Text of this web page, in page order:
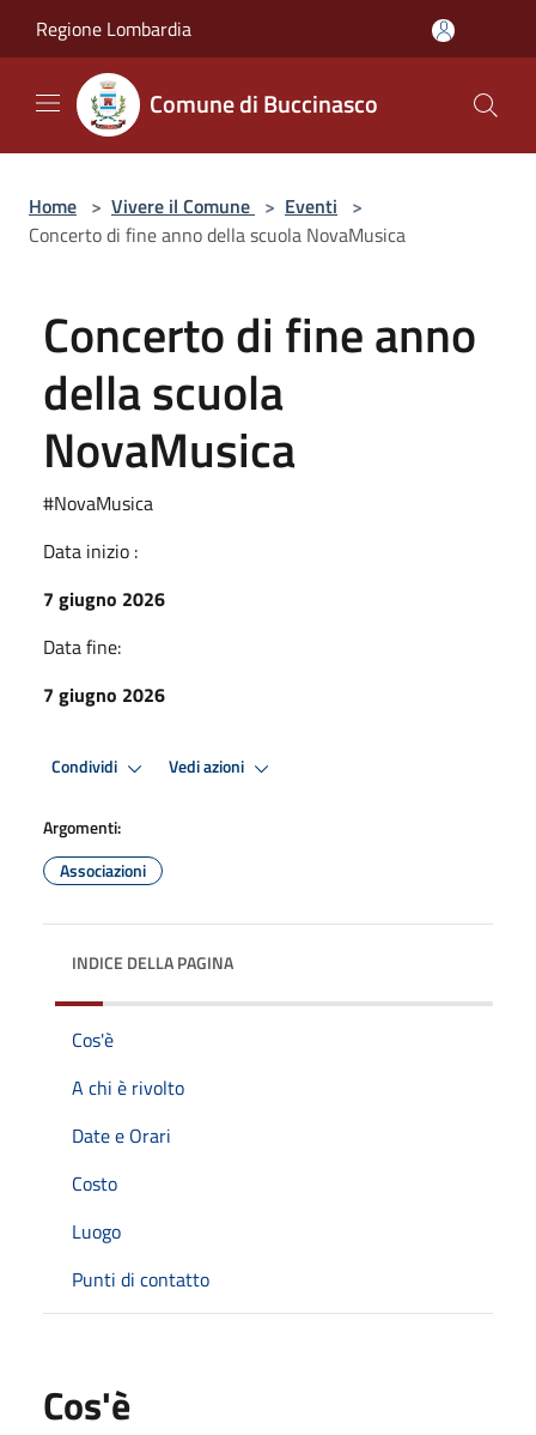
Regione Lombardia
Comune di Buccinasco
Home > Vivere il Comune > Eventi >
Concerto di fine anno della scuola NovaMusica
Concerto di fine anno
della scuola
NovaMusica
#NovaMusica
Data inizio :
7 giugno 2026
Data fine:
7 giugno 2026
Condividi Vedi azioni
Argomenti:
Associazioni
INDICE DELLA PAGINA
Cos'è
A chi è rivolto
Date e Orari
Costo
Luogo
Punti di contatto
Cos'è